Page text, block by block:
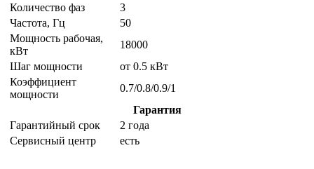
Количество фаз
3
Частота, Гц
50
Мощность рабочая,
кВт
18000
Шаг мощности
от 0.5 кВт
Коэффициент
мощности
0.7/0.8/0.9/1
Гарантия
Гарантийный срок
2 года
Сервисный центр
есть